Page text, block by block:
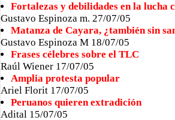
Fortalezas y debilidades en la lucha
Gustavo Espinoza m. 27/07/05
Matanza de Cayara, ¿también sin
Gustavo Espinoza M 18/07/05
Frases célebres sobre el TLC
Raúl Wiener 17/07/05
Amplia protesta popular
Ariel Florit 17/07/05
Peruanos quieren extradición
Adital 15/07/05